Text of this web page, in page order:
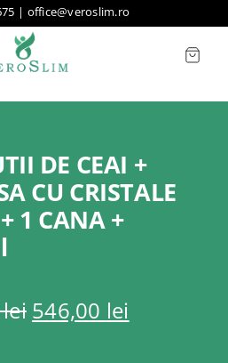
| office@veroslim.ro
DE CEAI +
CU CRISTALE
1 CANA +
lei Prețul
inițial
546,00 lei
curent